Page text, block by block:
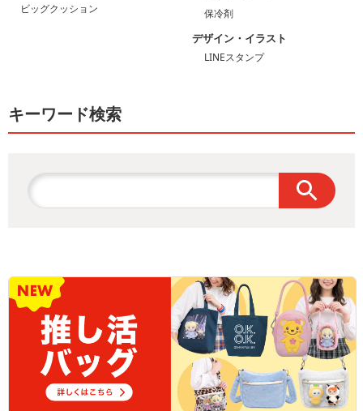
ビッグクッション
保冷剤
デザイン・イラスト
LINEスタンプ
キーワード検索